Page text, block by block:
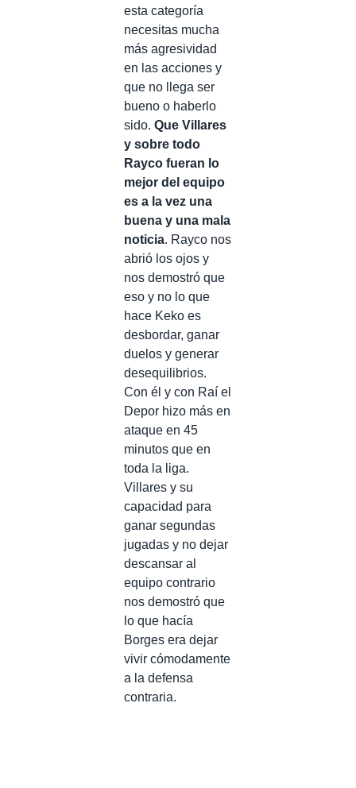
esta categoría
necesitas mucha
más agresividad
en las acciones y
que no llega ser
bueno o haberlo
sido. Que Villares
y sobre todo
Rayco fueran lo
mejor del equipo
es a la vez una
buena y una mala
noticia. Rayco nos
abrió los ojos y
nos demostró que
eso y no lo que
hace Keko es
desbordar, ganar
duelos y generar
desequilibrios.
Con él y con Raí el
Depor hizo más en
ataque en 45
minutos que en
toda la liga.
Villares y su
capacidad para
ganar segundas
jugadas y no dejar
descansar al
equipo contrario
nos demostró que
lo que hacía
Borges era dejar
vivir cómodamente
a la defensa
contraria.